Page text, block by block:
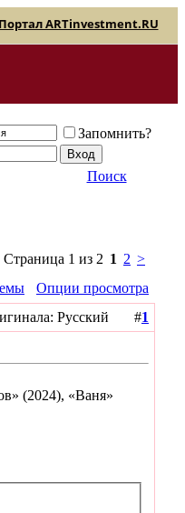
Портал ARTinvestment.RU
Запомнить?
Поиск
Страница 1 из 2 1 2 >
Опции просмотра
Русский #1
(2024), «Ваня»